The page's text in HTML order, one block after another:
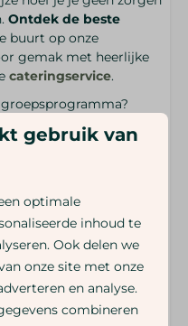
Ontdek de beste
buurt op onze
gemak met heerlijke
cateringservice.
een
uniek en
teamuitjes paginaen
met je groep!
de perfecte
personen, met ruime
voor
natuur, diverse
Of het nu voor
bruiloften
park biedt alles wat je
gebruik van
optimale
inhoud te
Ook delen we
onze site met onze
en analyse.
combineren